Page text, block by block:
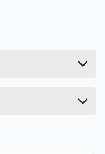
omtale ennå.